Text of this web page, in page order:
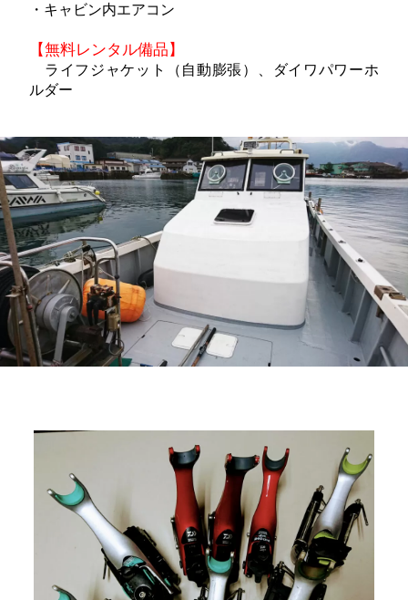
・キャビン内エアコン
【無料レンタル備品】
ライフジャケット（自動膨張）、ダイワパワーホ
ルダー